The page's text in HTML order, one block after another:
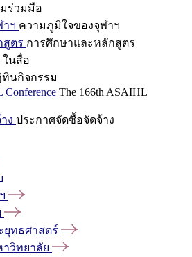
ร่วมมือ
ฯ ความภูมิใจของจุฬาฯ
สูตร การศึกษาและหลักสูตร
ในสื่อ
นกิจกรรม
Conference The 166th ASAIHL
ง ประกาศจัดซื้อจัดจ้าง
ยุทธศาสตร์
วิทยาลัย